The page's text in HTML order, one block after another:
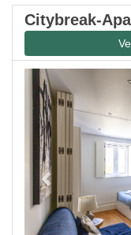
Citybreak-
Previous